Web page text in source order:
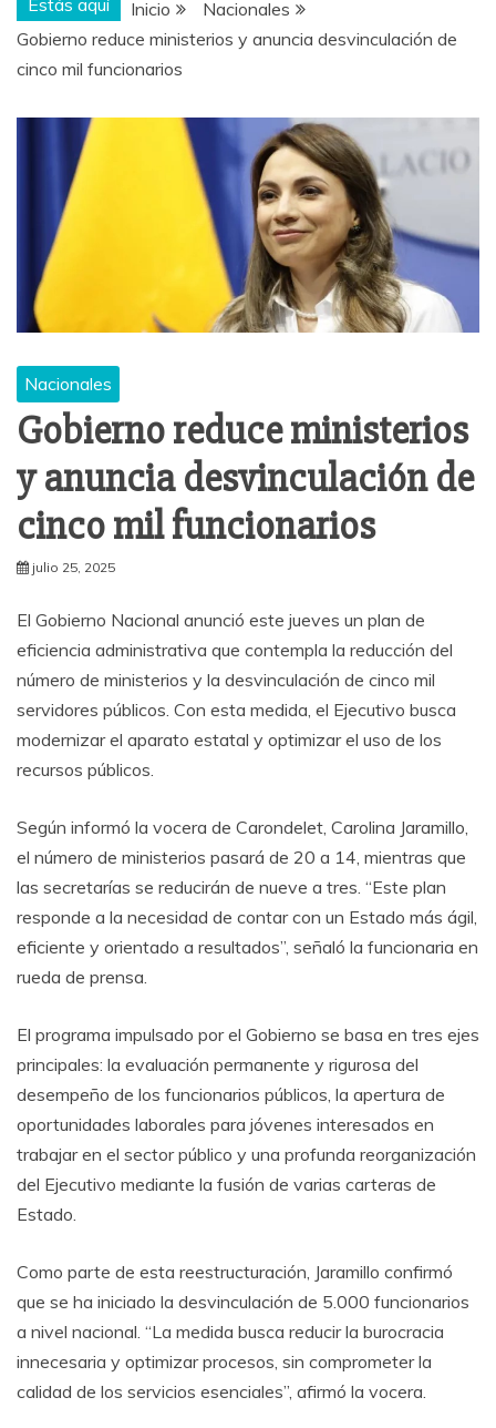
Inicio
Nacionales
Gobierno reduce ministerios y anuncia desvinculación de
cinco mil funcionarios
Nacionales
Gobierno reduce ministerios
y anuncia desvinculación de
cinco mil funcionarios
julio 25, 2025
El Gobierno Nacional anunció este jueves un plan de
eficiencia administrativa que contempla la reducción del
número de ministerios y la desvinculación de cinco mil
servidores públicos. Con esta medida, el Ejecutivo busca
modernizar el aparato estatal y optimizar el uso de los
recursos públicos.
Según informó la vocera de Carondelet, Carolina Jaramillo,
el número de ministerios pasará de 20 a 14, mientras que
las secretarías se reducirán de nueve a tres. “Este plan
responde a la necesidad de contar con un Estado más ágil,
eficiente y orientado a resultados”, señaló la funcionaria en
rueda de prensa.
El programa impulsado por el Gobierno se basa en tres ejes
principales: la evaluación permanente y rigurosa del
desempeño de los funcionarios públicos, la apertura de
oportunidades laborales para jóvenes interesados en
trabajar en el sector público y una profunda reorganización
del Ejecutivo mediante la fusión de varias carteras de
Estado.
Como parte de esta reestructuración, Jaramillo confirmó
que se ha iniciado la desvinculación de 5.000 funcionarios
a nivel nacional. “La medida busca reducir la burocracia
innecesaria y optimizar procesos, sin comprometer la
calidad de los servicios esenciales”, afirmó la vocera.